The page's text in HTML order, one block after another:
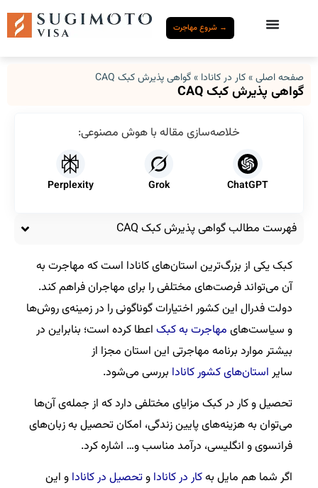
→ شروع مهاجرت
صفحه اصلی»کار در کانادا »گواهی پذیرش کبک CAQ
گواهی پذیرش کبک CAQ
خلاصه‌سازی مقاله با هوش مصنوعی:
ChatGPT
Grok
Perplexity
فهرست مطالب گواهی پذیرش کبک CAQ
کبک یکی از بزرگ‌ترین استان‌های کانادا است که مهاجرت به
آن می‌تواند فرصت‌های مختلفی را برای مهاجران فراهم کند.
دولت فدرال این کشور اختیارات گوناگونی را در زمینه‌ی روش‌ها
و سیاست‌های مهاجرت به کبک اعطا کرده است؛ بنابراین در
بیشتر موارد برنامه مهاجرتی این استان مجزا از
سایر استان‌های کشور کانادا بررسی می‌شود.
تحصیل و کار در کبک مزایای مختلفی دارد که از جمله‌ی آن‌ها
می‌توان به هزینه‌‌های پایین زندگی، امکان تحصیل به زبان‌های
فرانسوی و انگلیسی، درآمد مناسب و… اشاره کرد.
اگر شما هم مایل بهکار در کانادا وتحصیل در کانادا و این